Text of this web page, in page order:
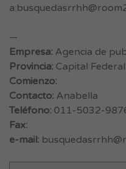
a:
—
Empresa: Agencia de
Provincia: Capital Federal
Comienzo:
Contacto: Anabella
Teléfono: 011-5032-
Fax:
e-mail: